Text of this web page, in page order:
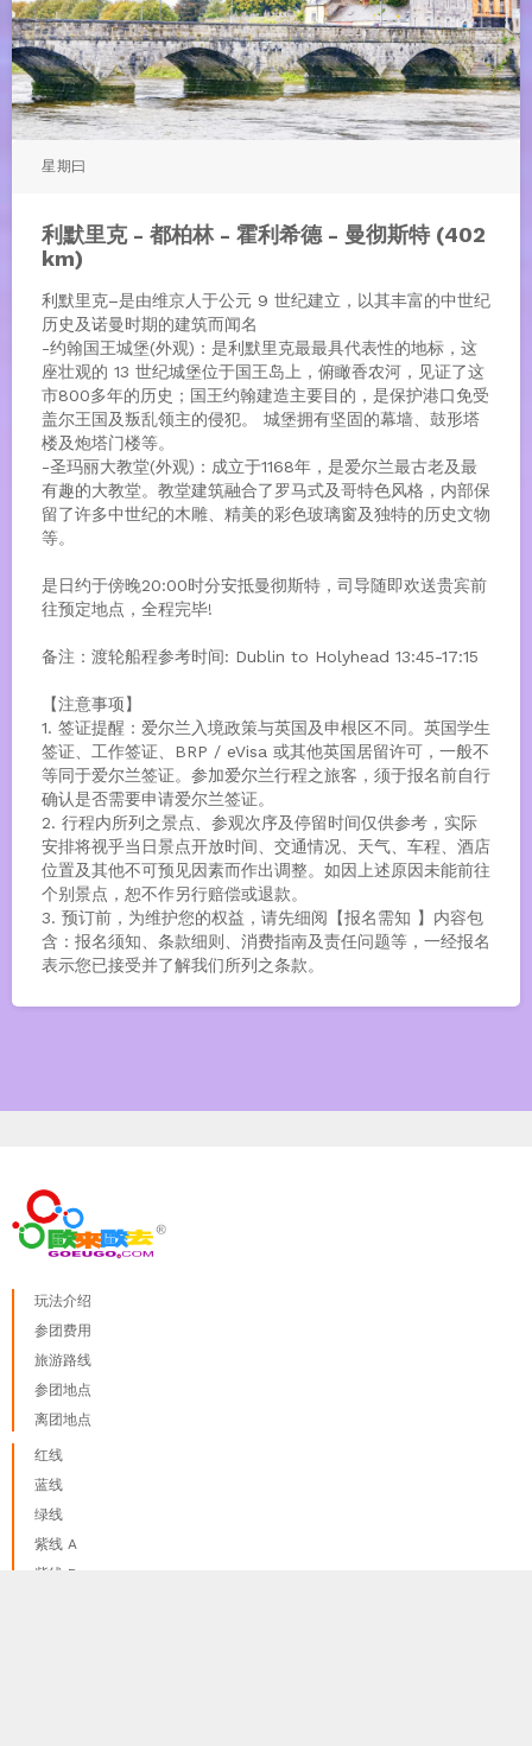
星期曰
利默里克 - 都柏林 - 霍利希德 - 曼彻斯特 (402
km)
利默里克–是由维京人于公元 9 世纪建立，以其丰富的中世纪
历史及诺曼时期的建筑而闻名
-约翰国王城堡(外观)：是利默里克最最具代表性的地标，这
座壮观的 13 世纪城堡位于国王岛上，俯瞰香农河，见证了这
市800多年的历史；国王约翰建造主要目的，是保护港口免受
盖尔王国及叛乱领主的侵犯。 城堡拥有坚固的幕墙、鼓形塔
楼及炮塔门楼等。
-圣玛丽大教堂(外观)：成立于1168年，是爱尔兰最古老及最
有趣的大教堂。教堂建筑融合了罗马式及哥特色风格，内部保
留了许多中世纪的木雕、精美的彩色玻璃窗及独特的历史文物
等。
是日约于傍晚20:00时分安抵曼彻斯特，司导随即欢送贵宾前
往预定地点，全程完毕!
备注：渡轮船程参考时间: Dublin to Holyhead 13:45-17:15
【注意事项】
1. 签证提醒：爱尔兰入境政策与英国及申根区不同。英国学生
签证、工作签证、BRP / eVisa 或其他英国居留许可，一般不
等同于爱尔兰签证。参加爱尔兰行程之旅客，须于报名前自行
确认是否需要申请爱尔兰签证。
2. 行程内所列之景点、参观次序及停留时间仅供参考，实际
安排将视乎当日景点开放时间、交通情况、天气、车程、酒店
位置及其他不可预见因素而作出调整。如因上述原因未能前往
个别景点，恕不作另行赔偿或退款。
3. 预订前，为维护您的权益，请先细阅【报名需知 】内容包
含：报名须知、条款细则、消费指南及责任问题等，一经报名
表示您已接受并了解我们所列之条款。
玩法介绍
参团费用
旅游路线
参团地点
离团地点
红线
蓝线
绿线
紫线 A
紫线 B